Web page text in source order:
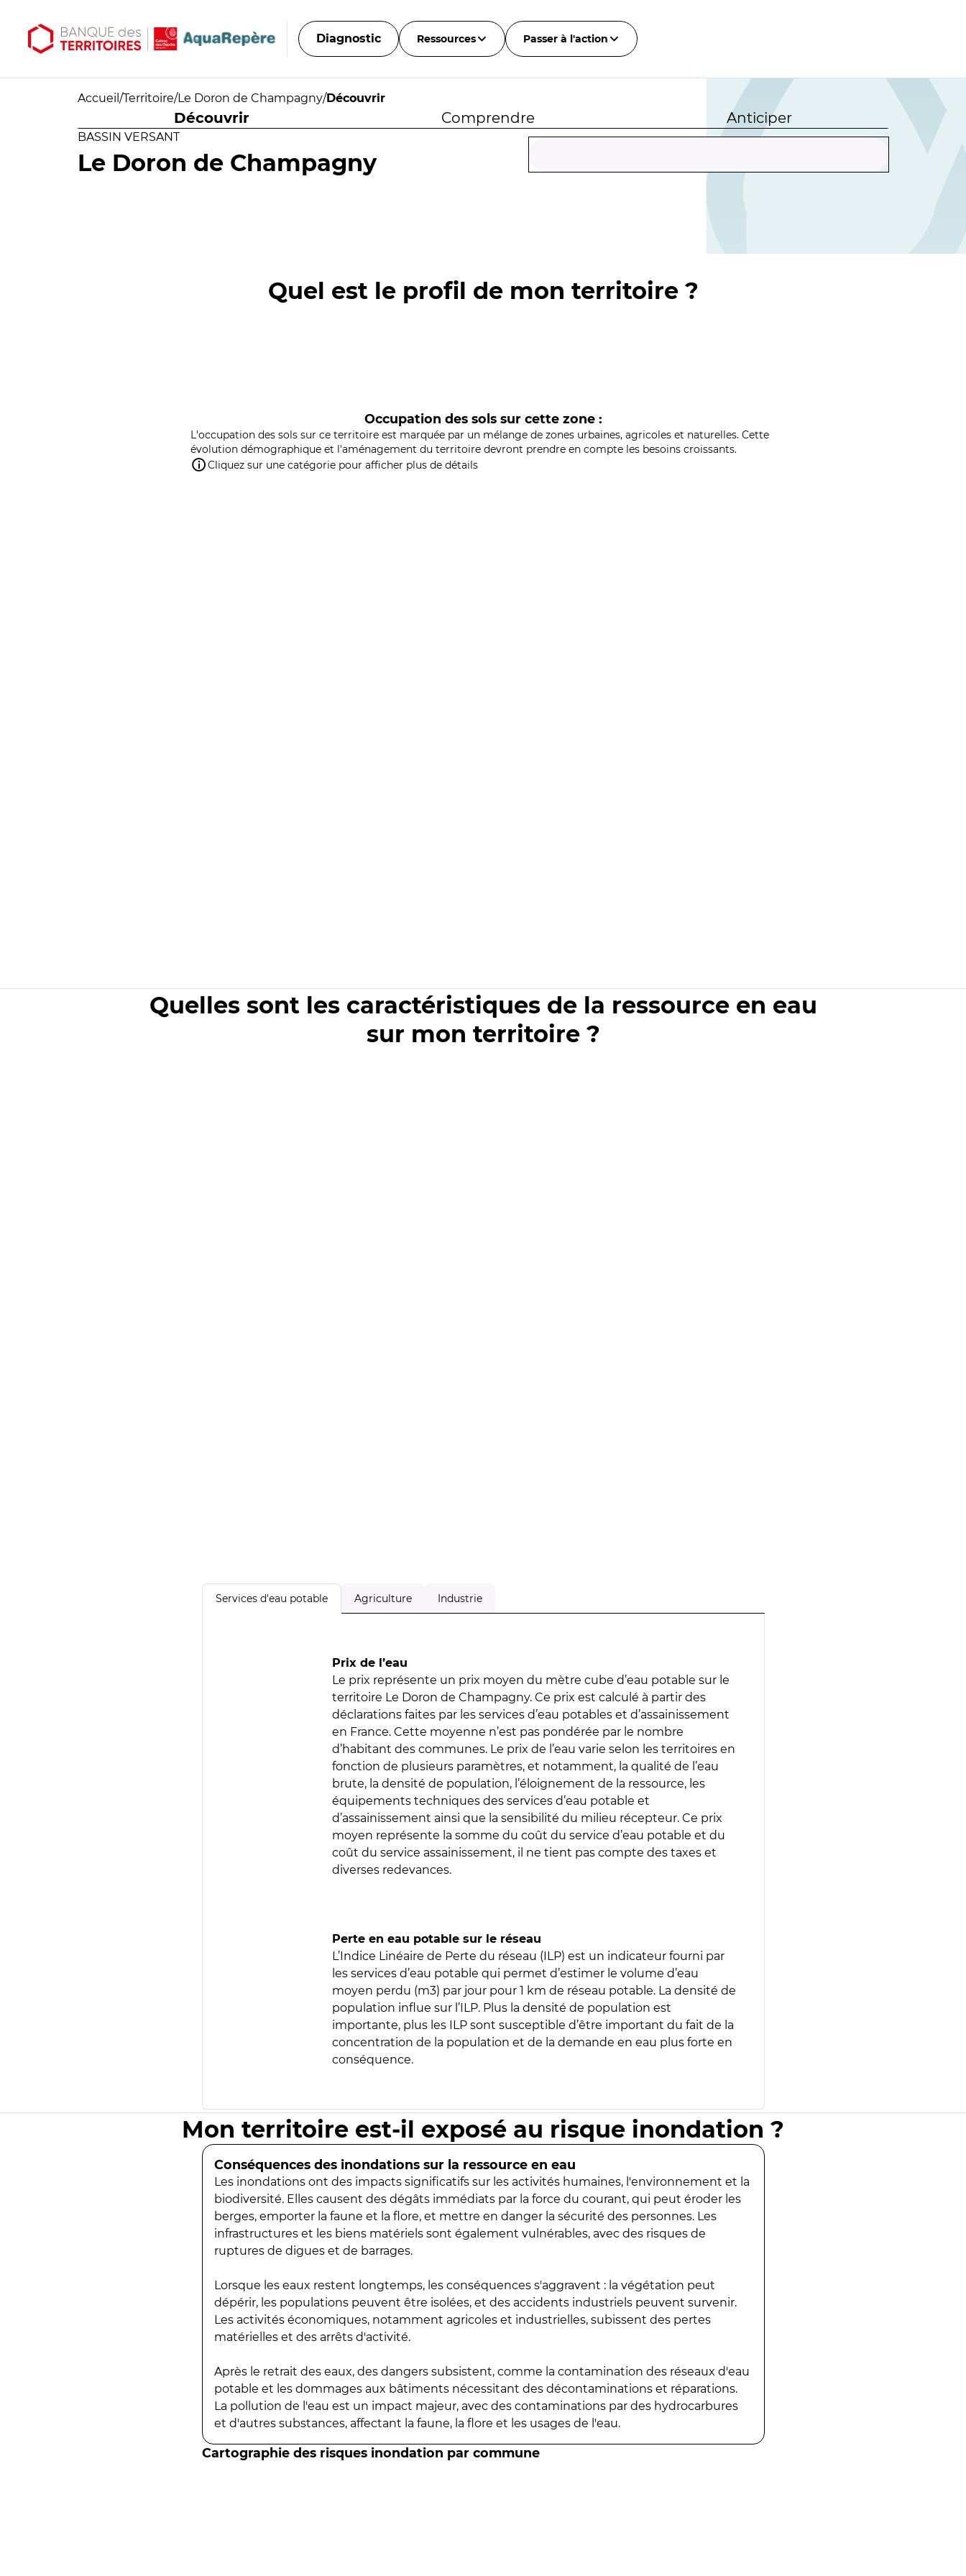
Diagnostic Ressources Passer à l'action
Accueil /Territoire/Le Doron de Champagny/Découvrir
Découvrir Comprendre Anticiper
BASSIN VERSANT
Le Doron de Champagny
Quel est le profil de mon territoire ?
Occupation des sols sur cette zone :
L'occupation des sols sur ce territoire est marquée par un mélange de zones urbaines, agricoles et naturelles. Cette
évolution démographique et l'aménagement du territoire devront prendre en compte les besoins croissants.
Cliquez sur une catégorie pour afficher plus de détails
Quelles sont les caractéristiques de la ressource en eau
sur mon territoire ?
Services d'eau potable Agriculture Industrie
Prix de l’eau
Le prix représente un prix moyen du mètre cube d’eau potable sur le
territoire Le Doron de Champagny. Ce prix est calculé à partir des
déclarations faites par les services d’eau potables et d’assainissement
en France. Cette moyenne n’est pas pondérée par le nombre
d’habitant des communes. Le prix de l’eau varie selon les territoires en
fonction de plusieurs paramètres, et notamment, la qualité de l’eau
brute, la densité de population, l’éloignement de la ressource, les
équipements techniques des services d’eau potable et
d’assainissement ainsi que la sensibilité du milieu récepteur. Ce prix
moyen représente la somme du coût du service d’eau potable et du
coût du service assainissement, il ne tient pas compte des taxes et
diverses redevances.
Perte en eau potable sur le réseau
L’Indice Linéaire de Perte du réseau (ILP) est un indicateur fourni par
les services d’eau potable qui permet d’estimer le volume d’eau
moyen perdu (m3) par jour pour 1 km de réseau potable. La densité de
population influe sur l’ILP. Plus la densité de population est
importante, plus les ILP sont susceptible d’être important du fait de la
concentration de la population et de la demande en eau plus forte en
conséquence.
Mon territoire est-il exposé au risque inondation ?
Conséquences des inondations sur la ressource en eau
Les inondations ont des impacts significatifs sur les activités humaines, l'environnement et la
biodiversité. Elles causent des dégâts immédiats par la force du courant, qui peut éroder les
berges, emporter la faune et la flore, et mettre en danger la sécurité des personnes. Les
infrastructures et les biens matériels sont également vulnérables, avec des risques de
ruptures de digues et de barrages.
Lorsque les eaux restent longtemps, les conséquences s'aggravent : la végétation peut
dépérir, les populations peuvent être isolées, et des accidents industriels peuvent survenir.
Les activités économiques, notamment agricoles et industrielles, subissent des pertes
matérielles et des arrêts d'activité.
Après le retrait des eaux, des dangers subsistent, comme la contamination des réseaux d'eau
potable et les dommages aux bâtiments nécessitant des décontaminations et réparations.
La pollution de l'eau est un impact majeur, avec des contaminations par des hydrocarbures
et d'autres substances, affectant la faune, la flore et les usages de l'eau.
Cartographie des risques inondation par commune